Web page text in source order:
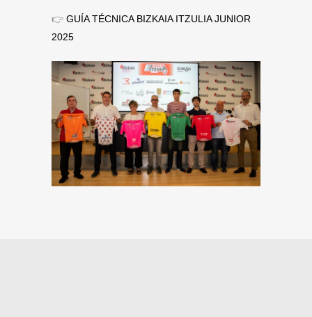
👉 GUÍA TÉCNICA BIZKAIA ITZULIA JUNIOR
2025